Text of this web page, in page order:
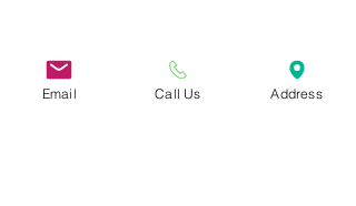
Email Call Us Address